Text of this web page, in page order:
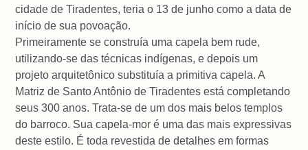
cidade de Tiradentes, teria o 13 de junho como a data de
início de sua povoação.
Primeiramente se construía uma capela bem rude,
utilizando-se das técnicas indígenas, e depois um
projeto arquitetônico substituía a primitiva capela. A
Matriz de Santo Antônio de Tiradentes está completando
seus 300 anos. Trata-se de um dos mais belos templos
do barroco. Sua capela-mor é uma das mais expressivas
deste estilo. É toda revestida de detalhes em formas